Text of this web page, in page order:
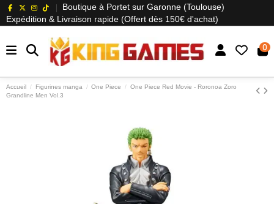
Boutique à Portet sur Garonne (Toulouse)
Expédition & Livraison rapide (Offert dès 150€ d'achat)
0
Accueil Figurines manga One Piece
One Piece Red Movie - Roronoa Zoro
Grandline Men Vol.3